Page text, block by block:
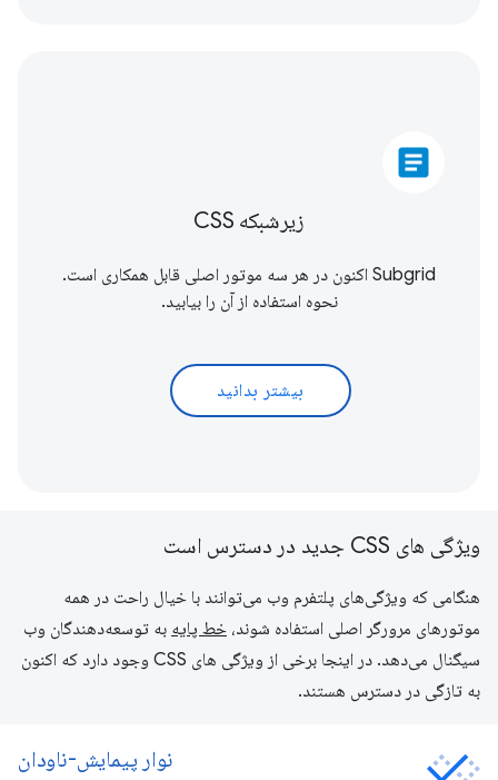
article
زیرشبکه CSS
Subgrid اکنون در هر سه موتور اصلی قابل همکاری است.
نحوه استفاده از آن را بیابید.
بیشتر بدانید
ویژگی های CSS جدید در دسترس است
هنگامی که ویژگی‌های پلتفرم وب می‌توانند با خیال راحت در همه
موتورهای مرورگر اصلی استفاده شوند، خط پایه به توسعه‌دهندگان وب
سیگنال می‌دهد. در اینجا برخی از ویژگی های CSS وجود دارد که اکنون
به تازگی در دسترس هستند.
نوار پیمایش-ناودان